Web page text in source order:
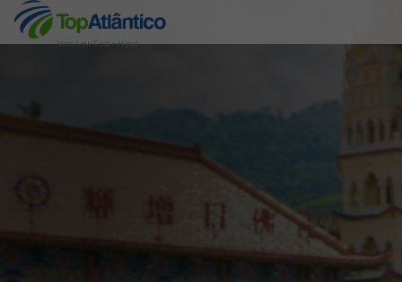
Voos Low Cost + Hotel
Destinos
Voos + Hotel